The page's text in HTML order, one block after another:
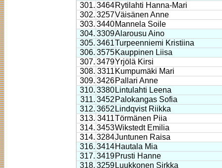
301. 3464Rytilahti Hanna-Mari
302. 3257Väisänen Anne
303. 3440Mannela Soile
304. 3309Alarousu Aino
305. 3461Turpeenniemi Kristiina
306. 3575Kauppinen Liisa
307. 3479Yrjölä Kirsi
308. 3311 Kumpumäki Mari
309. 3426Pallari Anne
310. 3380 Lintulahti Leena
311. 3452 Palokangas Sofia
312. 3652 Lindqvist Riikka
313. 3411Törmänen Piia
314. 3453Wikstedt Emilia
314. 3284Juntunen Raisa
316. 3414Hautala Mia
317. 3419Prusti Hanne
318. 3259 Luukkonen Sirkka